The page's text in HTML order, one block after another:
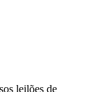
leilões de